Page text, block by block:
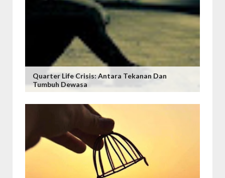
Quarter Life Crisis: Antara Tekanan Dan
Tumbuh Dewasa